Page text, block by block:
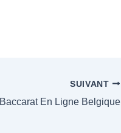
SUIVANT
Baccarat En Ligne Belgique